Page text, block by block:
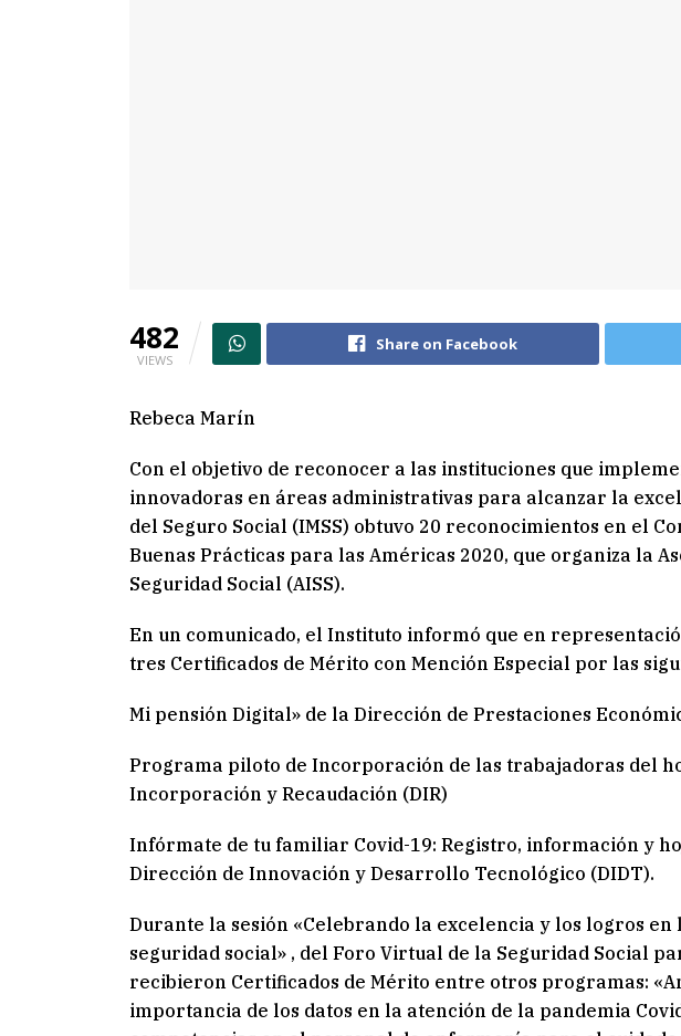
482
VIEWS
Share on Facebook
Rebeca Marín
Con el objetivo de reconocer a las instituciones que
innovadoras en áreas administrativas para alcanzar la
del Seguro Social (IMSS) obtuvo 20 reconocimientos en el
Buenas Prácticas para las Américas 2020, que organiza la
Seguridad Social (AISS).
En un comunicado, el Instituto informó que en
tres Certificados de Mérito con Mención Especial por las
Mi pensión Digital» de la Dirección de Prestaciones
Programa piloto de Incorporación de las trabajadoras del
Incorporación y Recaudación (DIR)
Infórmate de tu familiar Covid-19: Registro, información y
Dirección de Innovación y Desarrollo Tecnológico (DIDT).
Durante la sesión «Celebrando la excelencia y los logros
seguridad social» , del Foro Virtual de la Seguridad Social
recibieron Certificados de Mérito entre otros programas:
importancia de los datos en la atención de la pandemia